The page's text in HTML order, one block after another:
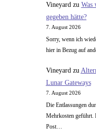
Vineyard zu Was
gegeben hätte?
7. August 2026
Sorry, wenn ich
hier in Bezug auf
Vineyard zu
Lunar Gateways
7. August 2026
Die Entlassungen
Mehrkosten geführt.
Post…